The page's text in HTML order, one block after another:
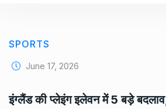
SPORTS
June 17, 2026
इंग्लैंड की प्लेइंग इलेवन में 5 बड़े